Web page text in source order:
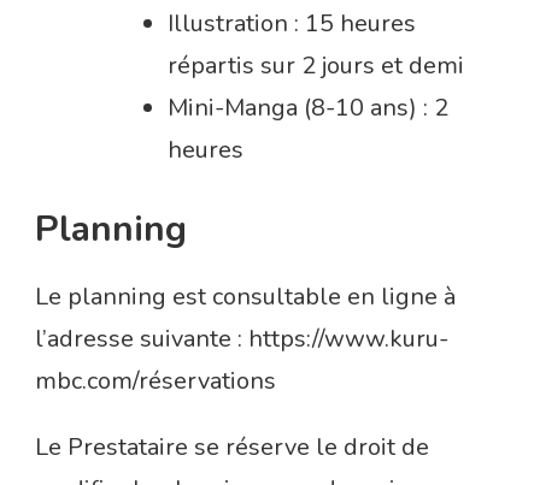
Illustration : 15 heures
répartis sur 2 jours et demi
Mini-Manga (8-10 ans) : 2
heures
Planning
Le planning est consultable en ligne à
l’adresse suivante : https://www.kuru-
mbc.com/réservations
Le Prestataire se réserve le droit de